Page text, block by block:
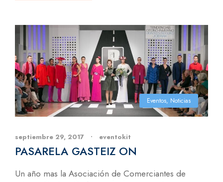
Eventos, Noticias
septiembre 29, 2017 • eventokit
PASARELA GASTEIZ ON
Un año mas la Asociación de Comerciantes de